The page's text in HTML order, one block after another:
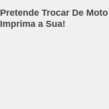
Pretende Trocar De
Imprima a Sua!